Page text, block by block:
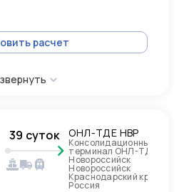
расчет
39 суток ОНЛ-ТДЕ НВР
Консолидационный
терминал ОНЛ-ТДЕ
Новороссийск
Новороссийск
Краснодарский край,
Россия